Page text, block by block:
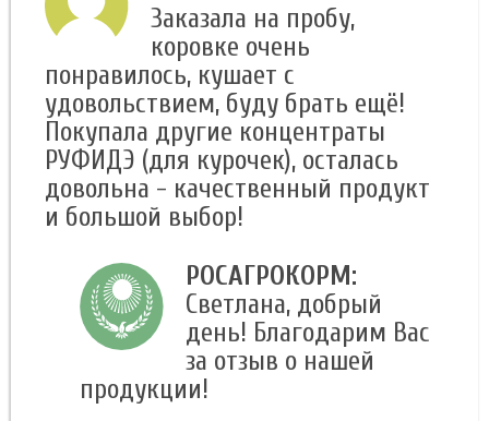
Заказала на пробу,
коровке очень
понравилось, кушает с
удовольствием, буду брать ещё!
Покупала другие концентраты
РУФИДЭ (для курочек), осталась
довольна - качественный продукт
и большой выбор!
РОСАГРОКОРМ:
Светлана, добрый
день! Благодарим Вас
за отзыв о нашей
продукции!